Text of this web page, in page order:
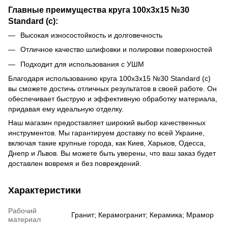
Главные преимущества круга 100x3x15 №30
Standard (с):
Высокая износостойкость и долговечность
Отличное качество шлифовки и полировки поверхностей
Подходит для использования с УШМ
Благодаря использованию круга 100x3x15 №30 Standard (с)
вы сможете достичь отличных результатов в своей работе. Он
обеспечивает быструю и эффективную обработку материала,
придавая ему идеальную отделку.
Наш магазин предоставляет широкий выбор качественных
инструментов. Мы гарантируем доставку по всей Украине,
включая такие крупные города, как Киев, Харьков, Одесса,
Днепр и Львов. Вы можете быть уверены, что ваш заказ будет
доставлен вовремя и без повреждений.
Характеристики
Рабочий
материал
Гранит; Керамогранит; Керамика; Мрамор